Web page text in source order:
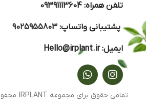
تلفن همراه:09391113604
پشتیبانی واتساپ:9025955803
ایمیل:Hello@irplant.ir
تمامی حقوق برای مجموعه IRPLANT محفوظ می باشد 1403